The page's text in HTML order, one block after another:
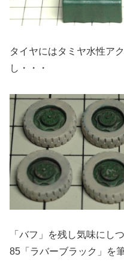
タイヤにはタミヤ水性ア
し・・・
「バフ」を残し気味にし
85「ラバーブラック」を